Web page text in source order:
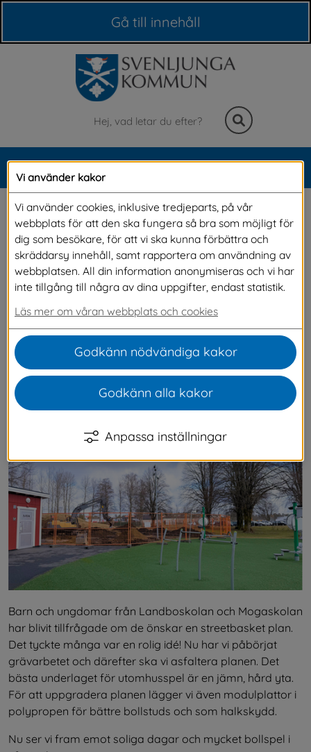
Gå till innehåll
Sök
Meny
Streetbasket i
Thilanderska parken
Genom ett samarbete mellan Lions och
Svenljunga kommun bygger vi nu en
Thilanderska parken och ska vara klart om en
månad. Streetbasket är en enklare form av
basket och har endast en korg på en mindre
plan.
Barn och ungdomar från Landboskolan och Mogaskolan
har blivit tillfrågade om de önskar en streetbasket plan.
Det tyckte många var en rolig idé! Nu har vi påbörjat
grävarbetet och därefter ska vi asfaltera planen. Det
bästa underlaget för utomhusspel är en jämn, hård yta.
För att uppgradera planen lägger vi även modulplattor i
polypropen för bättre bollstuds och som halkskydd.
Nu ser vi fram emot soliga dagar och mycket bollspel i
Vi använder kakor
Vi använder cookies, inklusive tredjeparts, på vår
webbplats för att den ska fungera så bra som möjligt för
dig som besökare, för att vi ska kunna förbättra och
skräddarsy innehåll, samt rapportera om användning av
webbplatsen. All din information anonymiseras och vi har
inte tillgång till några av dina uppgifter, endast statistik.
Läs mer om våran webbplats och cookies
Godkänn nödvändiga kakor
Godkänn alla kakor
Anpassa inställningar